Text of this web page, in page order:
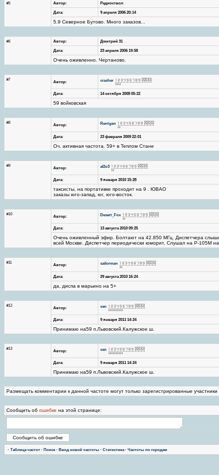
#5 Автор:
Радиоствол
Дата:
9 апреля 2006 20:14
5.9 Северное Бутово. Много заказов...
#6 Автор:
Дмитрий 31
Дата:
23 апреля 2006 19:58
Очень оживленно. Чертаново.
#7 Автор: crasher
Дата: 14 октября 2008 05:22
59 войковская
#8 Автор: Rentgen
Дата: 23 февраля 2009 22:01
Оч. активная частота. 59+ в Теплом Стане
#9 Автор: al2o3
Дата: 9 января 2010 15:28
таксисты, на портативке проходит на 9 . ЮВАО
заказы юго-запад, юг, юго-восток.
#10 Автор: Desert_Fox
Дата: 13 августа 2010 09:25
Очень оживленный эфир. Болтают на 42.850 МГц. Диспетчера
всей Москве. Диспетчер периодически юморит. Слушал на Р-105М
#11 Автор: sailorman
Дата: 29 августа 2010 16:24
да, диспа в марьино на 5+
#12 Автор: van
Дата: 9 января 2011 14:24
Принимаю на59 п.Львовский.Калужское ш.
#13 Автор: van
Дата: 9 января 2011 14:24
Принимаю на59 п.Львовский.Калужское ш.
Размещать комментарии к данной частоте могут только зарегистрированные
Сообщить об ошибке на этой странице:
· Таблица частот · Поиск · Ввод новой частоты · Статистика· Частоты по городам